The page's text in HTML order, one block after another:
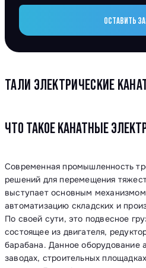
ОСТАВИТЬ
ТАЛИ ЭЛЕКТРИЧЕСКИЕ
ЧТО ТАКОЕ КАНАТНЫЕ
Современная промышленность
решений для перемещения
выступает основным
автоматизацию складских и
По своей сути, это подвесное
состоящее из двигателя,
барабана. Данное оборудование
заводах, строительных